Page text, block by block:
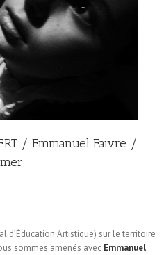
/ Emmanuel Faivre /
d’Éducation Artistique) sur le territoire
sommes amenés avec Emmanuel